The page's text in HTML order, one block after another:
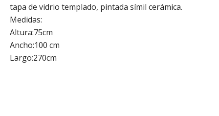
tapa de vidrio templado, pintada símil cerámica.
Medidas:
Altura:75cm
Ancho:100 cm
Largo:270cm